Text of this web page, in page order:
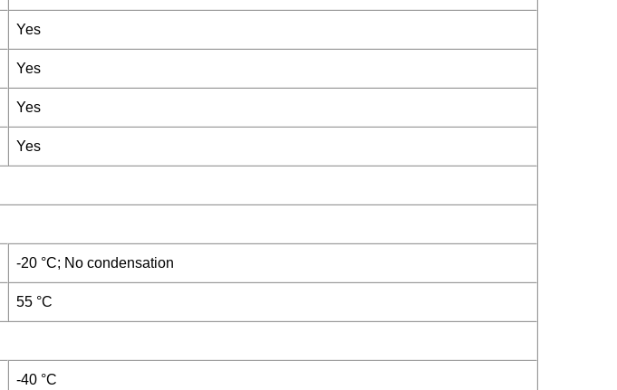
Yes
Yes
Yes
Yes
-20 °C; No condensation
55 °C
-40 °C